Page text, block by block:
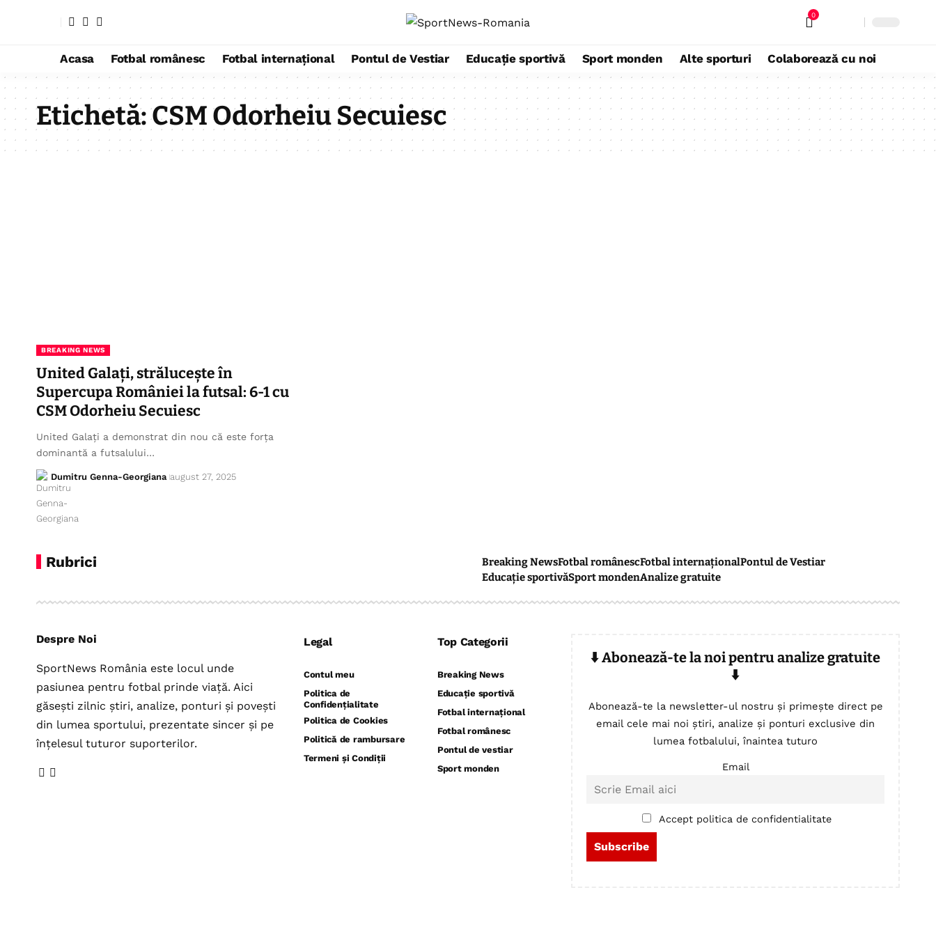
0
Acasa Fotbal românesc Fotbal internațional Pontul de Vestiar Educație sportivă Sport monden Alte sporturi Colaborează cu noi
Etichetă:CSM Odorheiu Secuiesc
BREAKING NEWS
United Galați, străluceşte în
Supercupa României la futsal: 6-1 cu
CSM Odorheiu Secuiesc
United Galați a demonstrat din nou că este forța
dominantă a futsalului…
Dumitru Genna-Georgiana august 27, 2025
Rubrici Breaking NewsFotbal românescFotbal internaționalPontul de Vestiar
Educație sportivăSport mondenAnalize gratuite
Despre Noi
SportNews România este locul unde
pasiunea pentru fotbal prinde viață. Aici
găsești zilnic știri, analize, ponturi și povești
din lumea sportului, prezentate sincer și pe
înțelesul tuturor suporterilor.
Legal
Contul meu
Politica de
Confidențialitate
Politica de Cookies
Politică de rambursare
Termeni și Condiții
Top Categorii
Breaking News
Educație sportivă
Fotbal internațional
Fotbal românesc
Pontul de vestiar
Sport monden
⬇️ Abonează-te la noi pentru analize gratuite
⬇️
Abonează-te la newsletter-ul nostru și primește direct pe
email cele mai noi știri, analize și ponturi exclusive din
lumea fotbalului, înaintea tuturo
Email
Accept politica de confidentialitate